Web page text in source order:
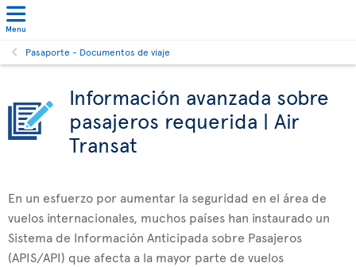
Menu
Pasaporte - Documentos de viaje
Información avanzada sobre
pasajeros requerida | Air
Transat
En un esfuerzo por aumentar la seguridad en el área de
vuelos internacionales, muchos países han instaurado un
Sistema de Información Anticipada sobre Pasajeros
(APIS/API) que afecta a la mayor parte de vuelos